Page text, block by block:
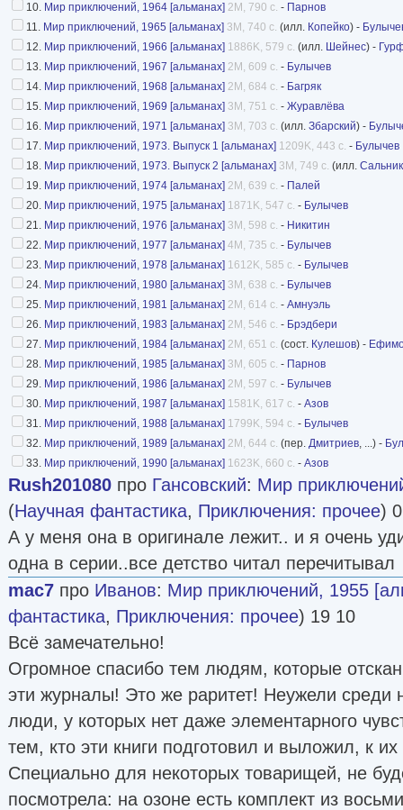
10. Мир приключений, 1964 [альманах] 2M, 790 с. - Парнов
11. Мир приключений, 1965 [альманах] 3M, 740 с. (илл. Копейко) -
12. Мир приключений, 1966 [альманах] 1886K, 579 с. (илл. Шейнес) -
13. Мир приключений, 1967 [альманах] 2M, 609 с. - Булычев
14. Мир приключений, 1968 [альманах] 2M, 684 с. - Багряк
15. Мир приключений, 1969 [альманах] 3M, 751 с. - Журавлёва
16. Мир приключений, 1971 [альманах] 3M, 703 с. (илл. Збарский) -
17. Мир приключений, 1973. Выпуск 1 [альманах] 1209K, 443 с. - Булычев
18. Мир приключений, 1973. Выпуск 2 [альманах] 3M, 749 с. (илл.
19. Мир приключений, 1974 [альманах] 2M, 639 с. - Палей
20. Мир приключений, 1975 [альманах] 1871K, 547 с. - Булычев
21. Мир приключений, 1976 [альманах] 3M, 598 с. - Никитин
22. Мир приключений, 1977 [альманах] 4M, 735 с. - Булычев
23. Мир приключений, 1978 [альманах] 1612K, 585 с. - Булычев
24. Мир приключений, 1980 [альманах] 3M, 638 с. - Булычев
25. Мир приключений, 1981 [альманах] 2M, 614 с. - Амнуэль
26. Мир приключений, 1983 [альманах] 2M, 546 с. - Брэдбери
27. Мир приключений, 1984 [альманах] 2M, 651 с. (сост. Кулешов) -
28. Мир приключений, 1985 [альманах] 3M, 605 с. - Парнов
29. Мир приключений, 1986 [альманах] 2M, 597 с. - Булычев
30. Мир приключений, 1987 [альманах] 1581K, 617 с. - Азов
31. Мир приключений, 1988 [альманах] 1799K, 594 с. - Булычев
32. Мир приключений, 1989 [альманах] 2M, 644 с. (пер. Дмитриев, ...) -
33. Мир приключений, 1990 [альманах] 1623K, 660 с. - Азов
Rush201080 про Гансовский: Мир
(Научная фантастика, Приключения: прочее)
А у меня она в оригинале лежит.. и я очень
одна в серии..все детство читал перечитывал
mac7 про Иванов: Мир приключений, 1955
фантастика, Приключения: прочее) 19 10
Всё замечательно!
Огромное спасибо тем людям, которые
эти журналы! Это же раритет! Неужели среди
люди, у которых нет даже элементарного
тем, кто эти книги подготовил и выложил, к их
Специально для некоторых товарищей, не
посмотрела: на озоне есть комплект из